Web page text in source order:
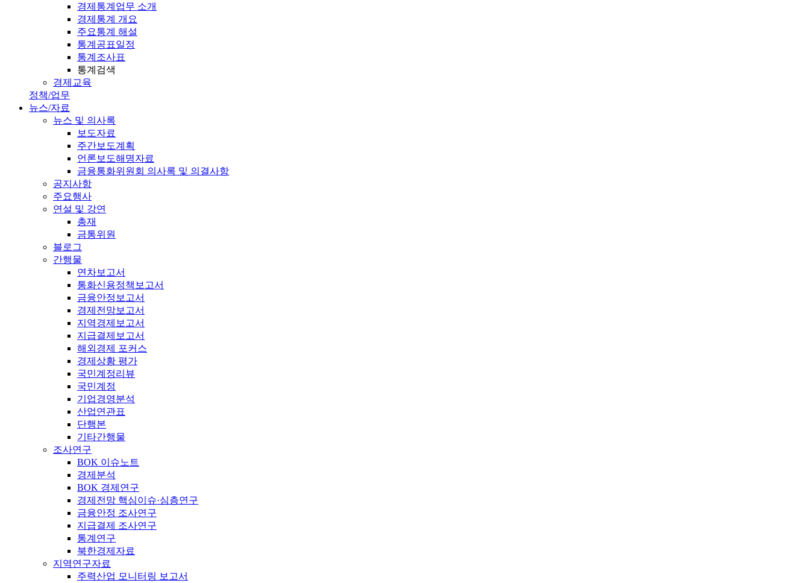
경제통계업무 소개
경제통계 개요
주요통계 해설
통계공표일정
통계조사표
통계검색
경제교육
정책/업무
뉴스/자료
뉴스 및 의사록
보도자료
주간보도계획
언론보도해명자료
금융통화위원회 의사록 및 의결사항
공지사항
주요행사
연설 및 강연
총재
금통위원
블로그
간행물
연차보고서
통화신용정책보고서
금융안정보고서
경제전망보고서
지역경제보고서
지급결제보고서
해외경제 포커스
경제상황 평가
국민계정리뷰
국민계정
기업경영분석
산업연관표
단행본
기타간행물
조사연구
BOK 이슈노트
경제분석
BOK 경제연구
경제전망 핵심이슈·심층연구
금융안정 조사연구
지급결제 조사연구
통계연구
북한경제자료
지역연구자료
주력산업 모니터링 보고서